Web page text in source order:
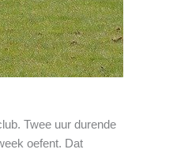
Twee uur durende
oefent. Dat